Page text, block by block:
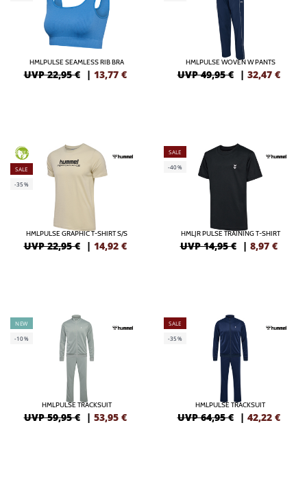
HMLPULSE SEAMLESS RIB BRA
UVP 22,95 € | 13,77 €
HMLPULSE WOVEN W PANTS
UVP 49,95 € | 32,47 €
GREEN
SALE
-35%
HMLPULSE GRAPHIC T-SHIRT S/S
UVP 22,95 € | 14,92 €
SALE
-40%
HMLJR PULSE TRAINING T-SHIRT
UVP 14,95 € | 8,97 €
NEW
-10%
HMLPULSE TRACKSUIT
UVP 59,95 € | 53,95 €
SALE
-35%
HMLPULSE TRACKSUIT
UVP 64,95 € | 42,22 €